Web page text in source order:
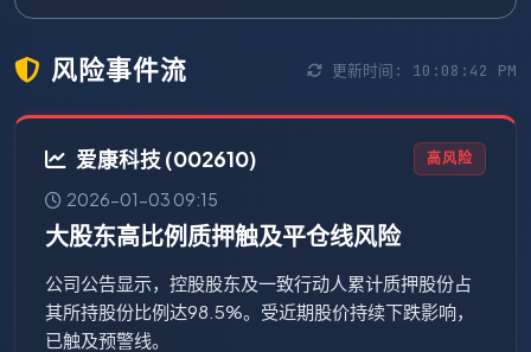
风险事件流 更新时间: 10:08:43 PM
爱康科技 (002610) 高风险
2026-01-03 09:15
大股东高比例质押触及平仓线风险
公司公告显示，控股股东及一致行动人累计质押股份占
其所持股份比例达98.5%。受近期股价持续下跌影响，
已触及预警线。